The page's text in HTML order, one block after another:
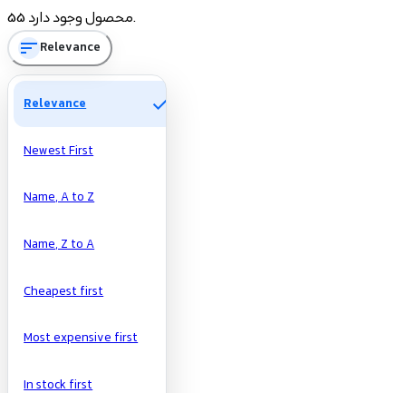
Price
تومان
Manufacturers
55 محصول وجود دارد.
sortRelevance
Relevance check
Newest First
Name, A to Z
Name, Z to A
Cheapest first
Most expensive first
In stock first